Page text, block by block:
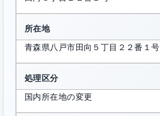
所在地
青森県八戸市田向５丁目２２番１号
処理区分
国内所在地の変更